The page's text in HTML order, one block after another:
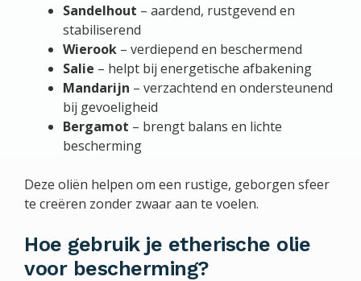
Sandelhout – aardend, rustgevend en
stabiliserend
Wierook – verdiepend en beschermend
Salie – helpt bij energetische afbakening
Mandarijn – verzachtend en ondersteunend
bij gevoeligheid
Bergamot – brengt balans en lichte
bescherming
Deze oliën helpen om een rustige, geborgen sfeer
te creëren zonder zwaar aan te voelen.
Hoe gebruik je etherische olie
voor bescherming?